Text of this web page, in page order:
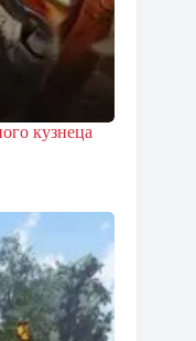
кузнеца